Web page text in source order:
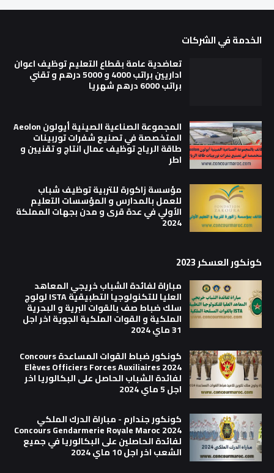
الخدمة في الشركات
تعاضدية عامة بقطاع التعليم توظيف اعوان
اداريين براتب 4000 و 5000 درهم و تقني
براتب 6000 درهم شهريا
المجموعة الصناعية الصينية أيولون Aeolon
المتخصصة في تصنيع شفرات توربينات
طاقة الرياح توظيف عمال انتاج و تقنيين و
اطر
مؤسسة زاكورة للتربية توظيف شباب
للعمل بالمدارس و المؤسسات التعليم
الأولي في عدة قرى و مدن بجهات المملكة
2024
كونكور العسكر 2023
مباراة لفائدة الشباب خريجي المعاهد
العليا للتكنولوجيا التطبيقية ISTA لولوج
سلك ضباط صف بالقوات البرية و البحرية
الملكية و القوات الملكية الجوية اخر اجل
31 ماي 2024
كونكور ضباط القوات المساعدة Concours
Elèves Officiers Forces Auxiliaires 2024
لفائدة الشباب الحاصل على البكالوريا اخر
اجل 5 ماي 2024
كونكور جندارم - مباراة الدرك الملكي
Concours Gendarmerie Royale Maroc 2024
لفائدة الحاصلين على البكالوريا في جميع
الشعب اخر اجل 10 ماي 2024